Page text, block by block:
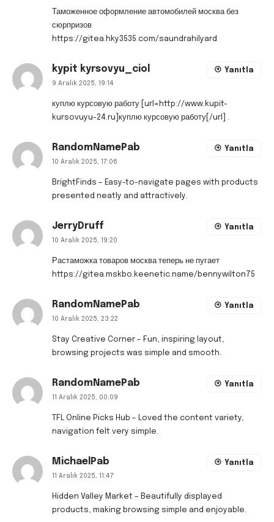
Таможенное оформление автомобилей москва без
сюрпризов
https://gitea.hky3535.com/saundrahilyard
kypit kyrsovyu_ciol
9 Aralık 2025, 19:14
куплю курсовую работу [url=http://www.kupit-
kursovuyu-24.ru]куплю курсовую работу[/url] .
Yanıtla
RandomNamePab
10 Aralık 2025, 17:06
BrightFinds – Easy-to-navigate pages with products
presented neatly and attractively.
Yanıtla
JerryDruff
10 Aralık 2025, 19:20
Растаможка товаров москва теперь не пугает
https://gitea.mskbo.keenetic.name/bennywilton75
Yanıtla
RandomNamePab
10 Aralık 2025, 23:22
Stay Creative Corner – Fun, inspiring layout,
browsing projects was simple and smooth.
Yanıtla
RandomNamePab
11 Aralık 2025, 00:09
TFL Online Picks Hub – Loved the content variety,
navigation felt very simple.
Yanıtla
MichaelPab
11 Aralık 2025, 11:47
Hidden Valley Market – Beautifully displayed
products, making browsing simple and enjoyable.
Yanıtla